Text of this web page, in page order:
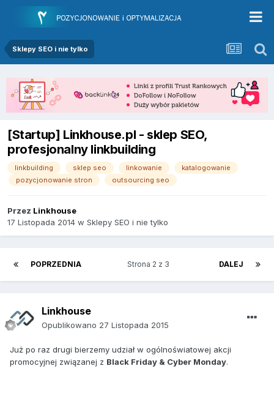
Sklepy SEO i nie tylko
[Startup] Linkhouse.pl - sklep SEO,
profesjonalny linkbuilding
linkbuilding sklep seo linkowanie
katalogowanie
pozycjonowanie stron
outsourcing seo
Przez Linkhouse
17 Listopada 2014 w Sklepy SEO i nie tylko
POPRZEDNIA DALEJ
Strona 2 z 3
Linkhouse
Opublikowano 27 Listopada 2015
Już po raz drugi bierzemy udział w ogólnoświatowej akcji
promocyjnej związanej z Black Friday & Cyber Monday.